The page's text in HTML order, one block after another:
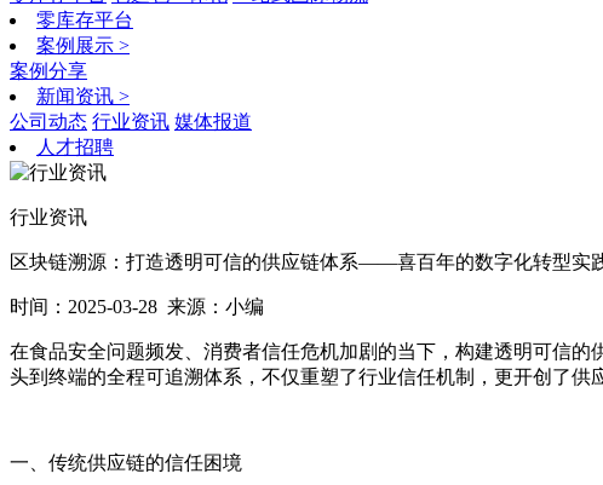
零库存平台
案例展示 >
案例分享
新闻资讯 >
公司动态 行业资讯 媒体报道
人才招聘
行业资讯
区块链溯源：打造透明可信的供应链体系——喜百年的数字化转型实
时间：2025-03-28 来源：小编
在食品安全问题频发、消费者信任危机加剧的当下，构建透明可信
头到终端的全程可追溯体系，不仅重塑了行业信任机制，更开创了供
一、传统供应链的信任困境